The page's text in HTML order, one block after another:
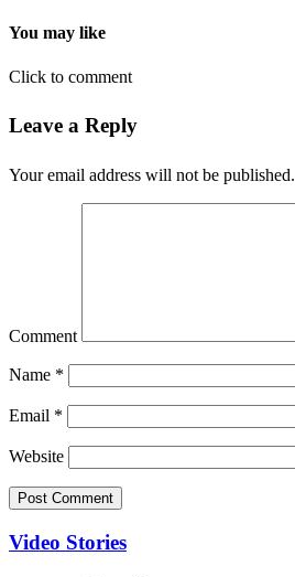
You may like
Click to comment
Leave a Reply
Your email address will not be published.
Comment
Name *
Email *
Website
Video Stories